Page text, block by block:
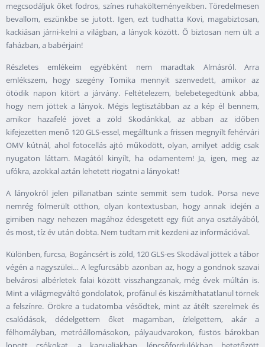
megcsodáljuk őket fodros, színes ruhakölteményeikben. Töredelmesen
bevallom, eszünkbe se jutott. Igen, ezt tudhatta Kovi, magabiztosan,
kackiásan járni-kelni a világban, a lányok között. Ő biztosan nem ült a
faházban, a babérjain!
Részletes emlékeim egyébként nem maradtak Almásról. Arra
emlékszem, hogy szegény Tomika mennyit szenvedett, amikor az
ötödik napon kitört a járvány. Feltételezem, belebetegedtünk abba,
hogy nem jöttek a lányok. Mégis legtisztábban az a kép él bennem,
amikor hazafelé jövet a zöld Skodánkkal, az abban az időben
kifejezetten menő 120 GLS-essel, megálltunk a frissen megnyílt fehérvári
OMV kútnál, ahol fotocellás ajtó működött, olyan, amilyet addig csak
nyugaton láttam. Magától kinyílt, ha odamentem! Ja, igen, meg az
ufókra, azokkal aztán lehetett riogatni a lányokat!
A lányokról jelen pillanatban szinte semmit sem tudok. Porsa neve
nemrég fölmerült otthon, olyan kontextusban, hogy annak idején a
gimiben nagy nehezen magához édesgetett egy fiút anya osztályából,
és most, tíz év után dobta. Nem tudtam mit kezdeni az információval.
Különben, furcsa, Bogáncsért is zöld, 120 GLS-es Skodával jöttek a tábor
végén a nagyszülei… A legfurcsább azonban az, hogy a gondnok szavai
belvárosi albérletek falai között visszhangzanak, még évek múltán is.
Mint a világmegváltó gondolatok, profánul és kiszámíthatatlanul törnek
a felszínre. Örökre a tudatomba vésődtek, mint az átélt szerelmek és
csalódások, dédelgettem őket magamban, ízlelgettem, akár a
félhomályban, metróállomásokon, pályaudvarokon, füstös bárokban